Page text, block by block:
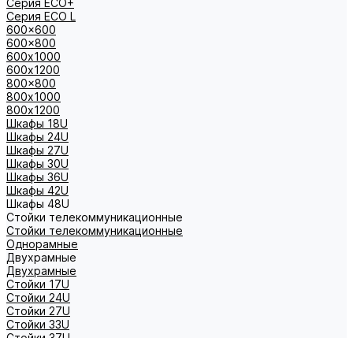
Серия ECO+
Серия ECO L
600x600
600x800
600х1000
600х1200
800x800
800х1000
800х1200
Шкафы 18U
Шкафы 24U
Шкафы 27U
Шкафы 30U
Шкафы 36U
Шкафы 42U
Шкафы 48U
Стойки телекоммуникационные
Стойки телекоммуникационные
Однорамные
Двухрамные
Двухрамные
Стойки 17U
Стойки 24U
Стойки 27U
Стойки 33U